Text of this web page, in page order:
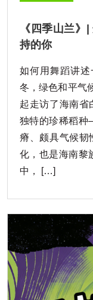
《四季山兰
持的你
如何用舞蹈讲
冬，绿色和平气
起走访了海南省
独特的珍稀稻
瘠、颇具气候韧
化，也是海南黎
中， […]